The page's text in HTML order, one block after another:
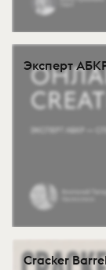
Эксперт
Cracker